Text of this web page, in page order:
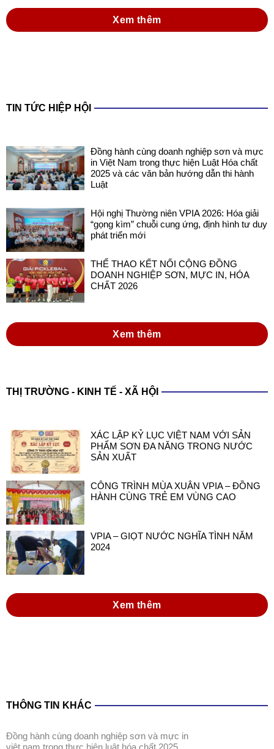
Xem thêm
TIN TỨC HIỆP HỘI
Đồng hành cùng doanh nghiệp sơn và mực
in Việt Nam trong thực hiện Luật Hóa chất
2025 và các văn bản hướng dẫn thi hành
Luật
Hội nghị Thường niên VPIA 2026: Hóa giải
“gọng kìm” chuỗi cung ứng, định hình tư duy
phát triển mới
THỂ THAO KẾT NỐI CỘNG ĐỒNG
DOANH NGHIỆP SƠN, MỰC IN, HÓA
CHẤT 2026
Xem thêm
THỊ TRƯỜNG - KINH TẾ - XÃ HỘI
XÁC LẬP KỶ LỤC VIỆT NAM VỚI SẢN
PHẨM SƠN ĐA NĂNG TRONG NƯỚC
SẢN XUẤT
CÔNG TRÌNH MÙA XUÂN VPIA – ĐỒNG
HÀNH CÙNG TRẺ EM VÙNG CAO
VPIA – GIỌT NƯỚC NGHĨA TÌNH NĂM
2024
Xem thêm
THÔNG TIN KHÁC
đồng hành cùng doanh nghiệp sơn và mực in